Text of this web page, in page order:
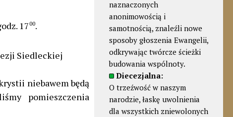
17 00.
Siedleckiej
niebawem będą
pomieszczenia
naznaczonych
anonimowością i
samotnością, znaleźli nowe
sposoby głoszenia Ewangelii,
odkrywając twórcze ścieżki
budowania wspólnoty.
Diecezjalna:
O trzeźwość w naszym
narodzie, łaskę uwolnienia
dla wszystkich zniewolonych